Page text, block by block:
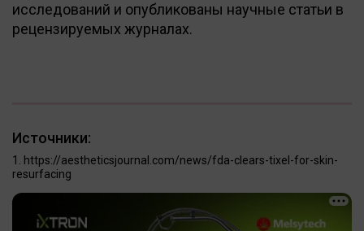
исследований и опубликованы научные статьи в
рецензируемых журналах.
Источники:
https://aestheticsjournal.com/news/fda-clears-tixel-for-skin-
resurfacing